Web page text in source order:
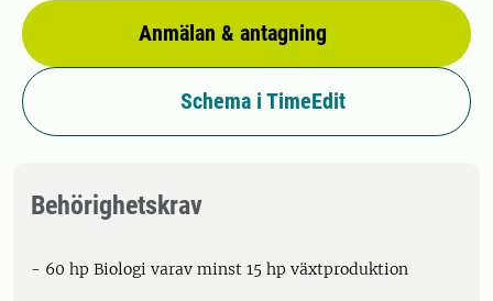
Anmälan & antagning
Schema i TimeEdit
Behörighetskrav
- 60 hp Biologi varav minst 15 hp växtproduktion